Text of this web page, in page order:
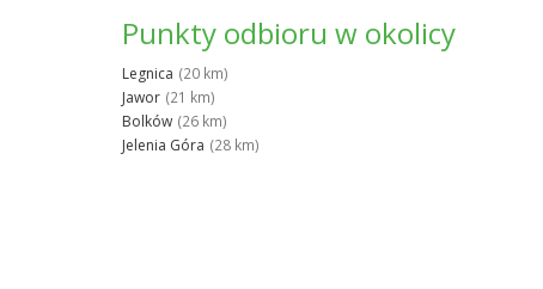
Punkty odbioru w okolicy
Legnica (20 km)
Jawor (21 km)
Bolków (26 km)
Jelenia Góra (28 km)